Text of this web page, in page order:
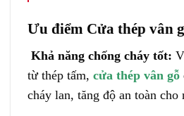
Ưu điểm Cửa thép vân
Khả năng chống cháy tốt:
từ thép tấm, cửa thép vân gỗ
cháy lan, tăng độ an toàn cho